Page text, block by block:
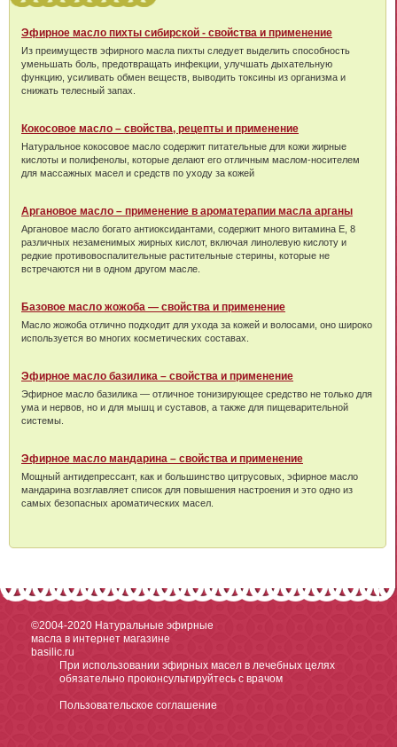
Эфирное масло пихты сибирской - свойства и применение
Из преимуществ эфирного масла пихты следует выделить способность
уменьшать боль, предотвращать инфекции, улучшать дыхательную
функцию, усиливать обмен веществ, выводить токсины из организма и
снижать телесный запах.
Кокосовое масло – свойства, рецепты и применение
Натуральное кокосовое масло содержит питательные для кожи жирные
кислоты и полифенолы, которые делают его отличным маслом-носителем
для массажных масел и средств по уходу за кожей
Аргановое масло – применение в ароматерапии масла арганы
Аргановое масло богато антиоксидантами, содержит много витамина Е, 8
различных незаменимых жирных кислот, включая линолевую кислоту и
редкие противовоспалительные растительные стерины, которые не
встречаются ни в одном другом масле.
Базовое масло жожоба — свойства и применение
Масло жожоба отлично подходит для ухода за кожей и волосами, оно широко
используется во многих косметических составах.
Эфирное масло базилика – свойства и применение
Эфирное масло базилика — отличное тонизирующее средство не только для
ума и нервов, но и для мышц и суставов, а также для пищеварительной
системы.
Эфирное масло мандарина – свойства и применение
Мощный антидепрессант, как и большинство цитрусовых, эфирное масло
мандарина возглавляет список для повышения настроения и это одно из
самых безопасных ароматических масел.
©2004-2020 Натуральные эфирные
масла в интернет магазине
basilic.ru
При использовании эфирных масел в лечебных целях
обязательно проконсультируйтесь с врачом
Пользовательское соглашение